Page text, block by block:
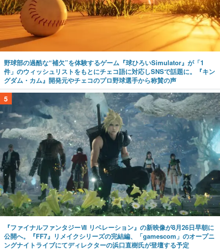
野球部の過酷な“補欠”を体験するゲーム『球ひろいSimulator』が「1
件」のウィッシュリストをもとにチェコ語に対応しSNSで話題に。『キン
グダム・カム』開発元やチェコのプロ野球選手から称賛の声
5
『ファイナルファンタジーⅦ リベレーション』の新映像が8月26日早朝に
公開へ。『FF7』リメイクシリーズの完結編、「gamescom」のオープニ
ングナイトライブにてディレクターの浜口直樹氏が登壇する予定